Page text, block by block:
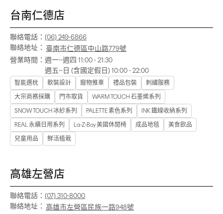
台南仁德店
聯絡電話： (06) 249-6866
聯絡地址： 臺南市仁德區中山路779號
營業時間： 週一~週四 11:00 - 21:30
週五~日 (含國定假日) 10:00 - 22:00
智能選枕 軟裝設計 寵物推車 禮品包裝
刺繡服務
大宗商務採購
門市取貨
WARM TOUCH 石墨烯系列
SNOW TOUCH 冰紗系列
PALETTE 素色系列
INK 鐵線收納系列
REAL 永續日用系列
La-Z-Boy 美國休閒椅 成品地毯
美食飲品
兒童用品
鮮活植栽
高雄左營店
聯絡電話： (07) 310-8000
聯絡地址： 高雄市左營區民族一路948號